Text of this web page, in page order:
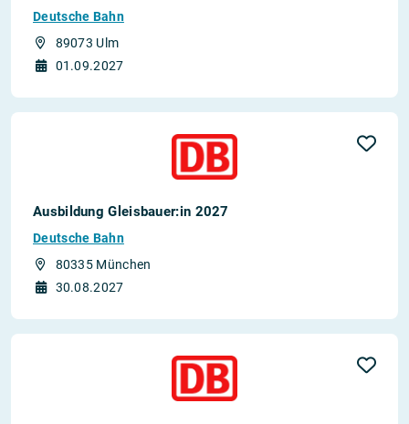
Deutsche Bahn
89073 Ulm
01.09.2027
Ausbildung Gleisbauer:in 2027
Deutsche Bahn
80335 München
30.08.2027